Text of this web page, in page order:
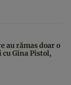
au rămas doar o
Gina Pistol,